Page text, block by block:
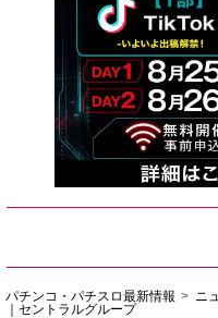
パチンコ・パチスロ最新情報 ニ
｜セントラルグループ